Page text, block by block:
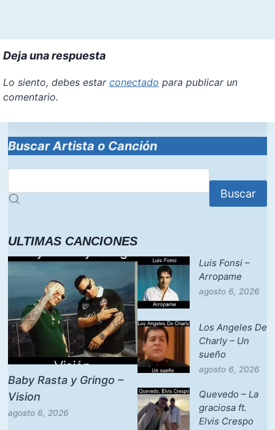
Deja una respuesta
Lo siento, debes estar conectado para publicar un
comentario.
Buscar Artista o Canción
Buscar
ULTIMAS CANCIONES
Baby Rasta y Gringo –
Vision
agosto 6, 2026
Luis Fonsi –
Arropame
agosto 6, 2026
Los Angeles De
Charly – Un
sueño
agosto 6, 2026
Quevedo – La
graciosa ft.
Elvis Crespo